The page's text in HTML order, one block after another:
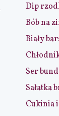
Dip
Bób na
Biały
Ser
Sałatka
Cukinia